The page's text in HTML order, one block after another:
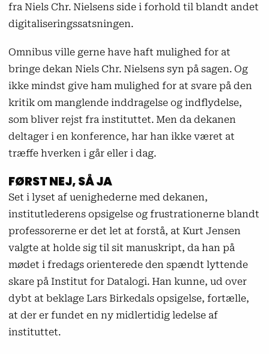
fra Niels Chr. Nielsens side i forhold til blandt andet
digitaliseringssatsningen.
Omnibus ville gerne have haft mulighed for at
bringe dekan Niels Chr. Nielsens syn på sagen. Og
ikke mindst give ham mulighed for at svare på den
kritik om manglende inddragelse og indflydelse,
som bliver rejst fra instituttet. Men da dekanen
deltager i en konference, har han ikke været at
træffe hverken i går eller i dag.
FØRST NEJ, SÅ JA
Set i lyset af uenighederne med dekanen,
institutlederens opsigelse og frustrationerne blandt
professorerne er det let at forstå, at Kurt Jensen
valgte at holde sig til sit manuskript, da han på
mødet i fredags orienterede den spændt lyttende
skare på Institut for Datalogi. Han kunne, ud over
dybt at beklage Lars Birkedals opsigelse, fortælle,
at der er fundet en ny midlertidig ledelse af
instituttet.